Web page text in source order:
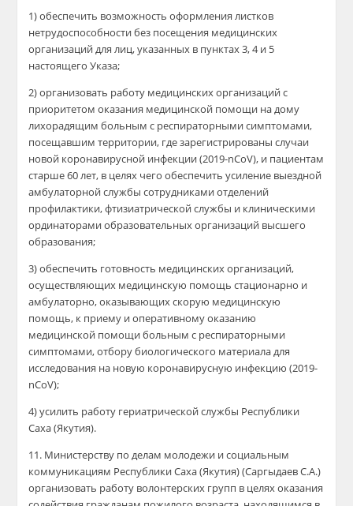
1) обеспечить возможность оформления листков
нетрудоспособности без посещения медицинских
организаций для лиц, указанных в пунктах 3, 4 и 5
настоящего Указа;
2) организовать работу медицинских организаций с
приоритетом оказания медицинской помощи на дому
лихорадящим больным с респираторными симптомами,
посещавшим территории, где зарегистрированы случаи
новой коронавирусной инфекции (2019-nCoV), и пациентам
старше 60 лет, в целях чего обеспечить усиление выездной
амбулаторной службы сотрудниками отделений
профилактики, фтизиатрической службы и клиническими
ординаторами образовательных организаций высшего
образования;
3) обеспечить готовность медицинских организаций,
осуществляющих медицинскую помощь стационарно и
амбулаторно, оказывающих скорую медицинскую
помощь, к приему и оперативному оказанию
медицинской помощи больным с респираторными
симптомами, отбору биологического материала для
исследования на новую коронавирусную инфекцию (2019-
nCoV);
4) усилить работу гериатрической службы Республики
Саха (Якутия).
11. Министерству по делам молодежи и социальным
коммуникациям Республики Саха (Якутия) (Саргыдаев С.А.)
организовать работу волонтерских групп в целях оказания